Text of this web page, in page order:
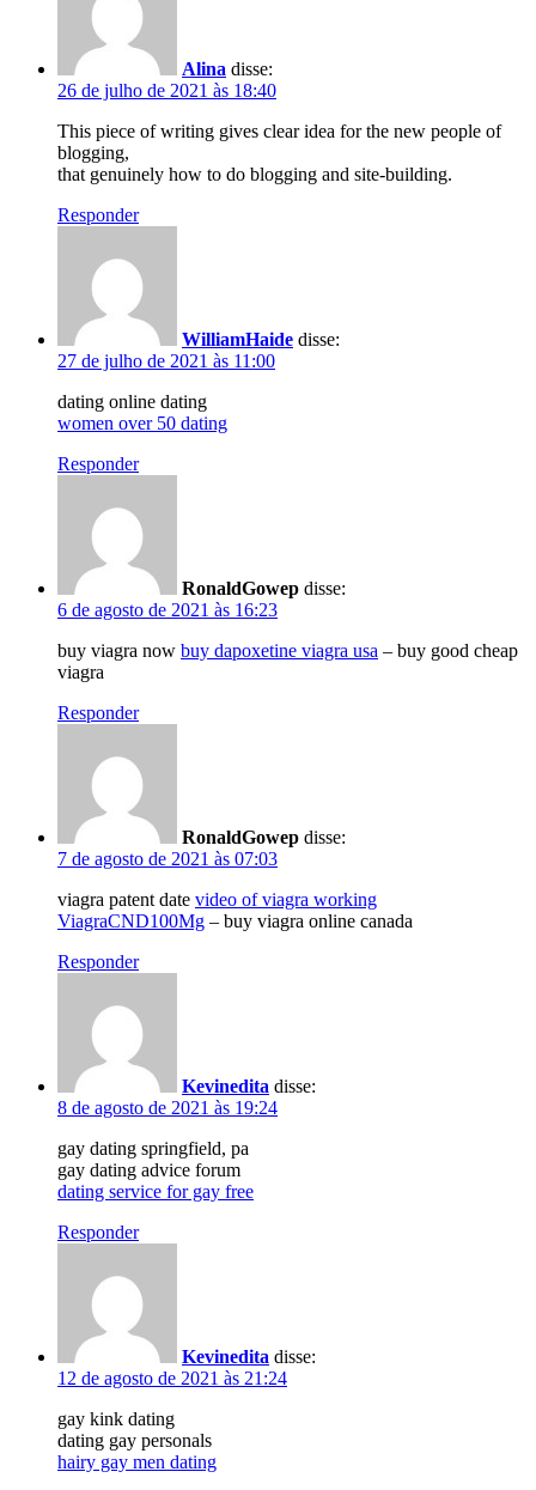
Alina disse:
26 de julho de 2021 às 18:40
This piece of writing gives clear idea for the new people of
blogging,
that genuinely how to do blogging and site-building.
Responder
WilliamHaide disse:
27 de julho de 2021 às 11:00
dating online dating
women over 50 dating
Responder
RonaldGowep disse:
6 de agosto de 2021 às 16:23
buy viagra now buy dapoxetine viagra usa – buy good cheap
viagra
Responder
RonaldGowep disse:
7 de agosto de 2021 às 07:03
viagra patent date video of viagra working
ViagraCND100Mg – buy viagra online canada
Responder
Kevinedita disse:
8 de agosto de 2021 às 19:24
gay dating springfield, pa
gay dating advice forum
dating service for gay free
Responder
Kevinedita disse:
12 de agosto de 2021 às 21:24
gay kink dating
dating gay personals
hairy gay men dating